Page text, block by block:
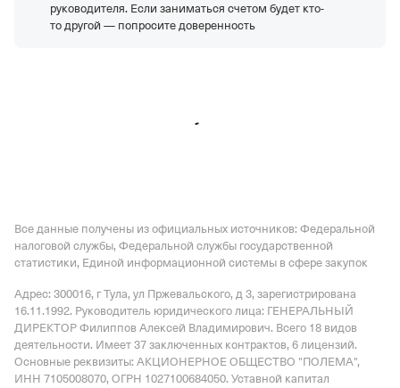
руководителя. Если заниматься счетом будет кто-
то другой — попросите доверенность
Все данные получены из официальных источников: Федеральной
налоговой службы, Федеральной службы государственной
статистики, Единой информационной системы в сфере закупок
Адрес: 300016, г Тула, ул Пржевальского, д 3, зарегистрирована
16.11.1992. Руководитель юридического лица: ГЕНЕРАЛЬНЫЙ
ДИРЕКТОР Филиппов Алексей Владимирович. Всего 18 видов
деятельности. Имеет 37 заключенных контрактов, 6 лицензий.
Основные реквизиты: АКЦИОНЕРНОЕ ОБЩЕСТВО "ПОЛЕМА",
ИНН 7105008070, ОГРН 1027100684050. Уставной капитал